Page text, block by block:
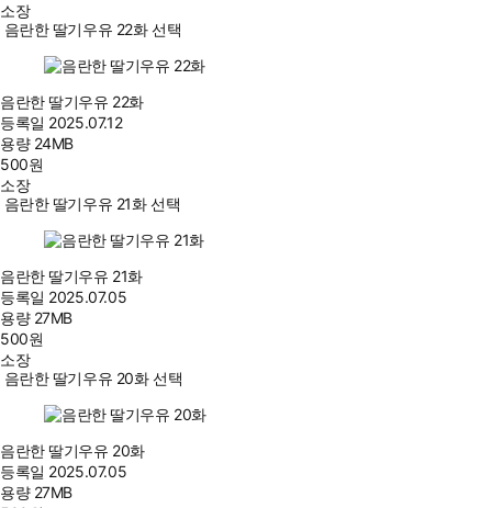
소장
음란한 딸기우유 22화 선택
음란한 딸기우유 22화
등록일 2025.07.12
용량 24MB
500원
소장
음란한 딸기우유 21화 선택
음란한 딸기우유 21화
등록일 2025.07.05
용량 27MB
500원
소장
음란한 딸기우유 20화 선택
음란한 딸기우유 20화
등록일 2025.07.05
용량 27MB